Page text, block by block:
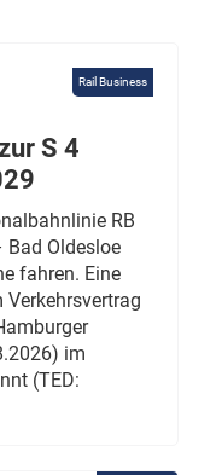
Rail Business
S 4
RB
Oldesloe
fahren. Eine
im
(TED: